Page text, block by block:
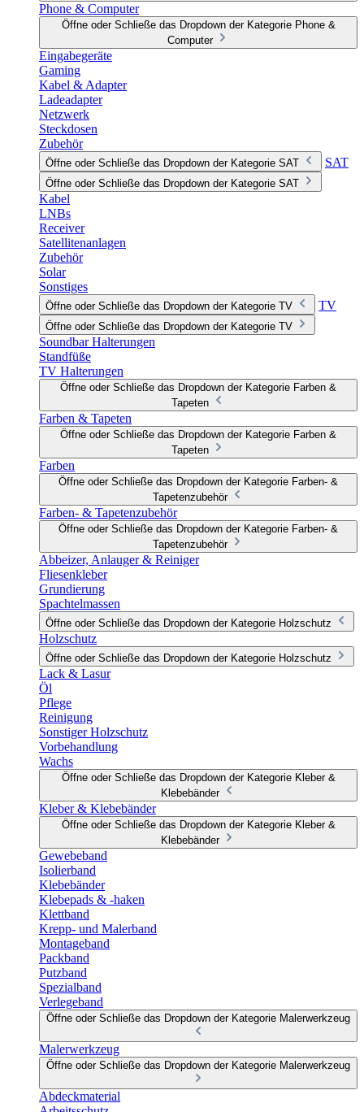
Phone & Computer
Öffne oder Schließe das Dropdown der Kategorie Phone &
Computer
Eingabegeräte
Gaming
Kabel & Adapter
Ladeadapter
Netzwerk
Steckdosen
Zubehör
Öffne oder Schließe das Dropdown der Kategorie SAT SAT
Öffne oder Schließe das Dropdown der Kategorie SAT
Kabel
LNBs
Receiver
Satellitenanlagen
Zubehör
Solar
Sonstiges
Öffne oder Schließe das Dropdown der Kategorie TV TV
Öffne oder Schließe das Dropdown der Kategorie TV
Soundbar Halterungen
Standfüße
TV Halterungen
Öffne oder Schließe das Dropdown der Kategorie Farben &
Tapeten
Farben & Tapeten
Öffne oder Schließe das Dropdown der Kategorie Farben &
Tapeten
Farben
Öffne oder Schließe das Dropdown der Kategorie Farben- &
Tapetenzubehör
Farben- & Tapetenzubehör
Öffne oder Schließe das Dropdown der Kategorie Farben- &
Tapetenzubehör
Abbeizer, Anlauger & Reiniger
Fliesenkleber
Grundierung
Spachtelmassen
Öffne oder Schließe das Dropdown der Kategorie Holzschutz
Holzschutz
Öffne oder Schließe das Dropdown der Kategorie Holzschutz
Lack & Lasur
Öl
Pflege
Reinigung
Sonstiger Holzschutz
Vorbehandlung
Wachs
Öffne oder Schließe das Dropdown der Kategorie Kleber &
Klebebänder
Kleber & Klebebänder
Öffne oder Schließe das Dropdown der Kategorie Kleber &
Klebebänder
Gewebeband
Isolierband
Klebebänder
Klebepads & -haken
Klettband
Krepp- und Malerband
Montageband
Packband
Putzband
Spezialband
Verlegeband
Öffne oder Schließe das Dropdown der Kategorie Malerwerkzeug
Malerwerkzeug
Öffne oder Schließe das Dropdown der Kategorie Malerwerkzeug
Abdeckmaterial